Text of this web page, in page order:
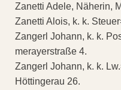
Zanetti Adele, Näherin,
Zanetti Alois, k. k.
Zangerl Johann, k. k.
merayerstraße 4.
Zangerl Johann, k. k.
Höttingerau 26.